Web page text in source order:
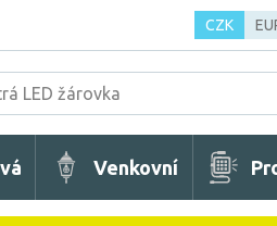
CZK
Venkovní